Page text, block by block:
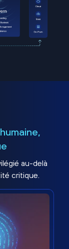
humaine,
au-delà
critique.